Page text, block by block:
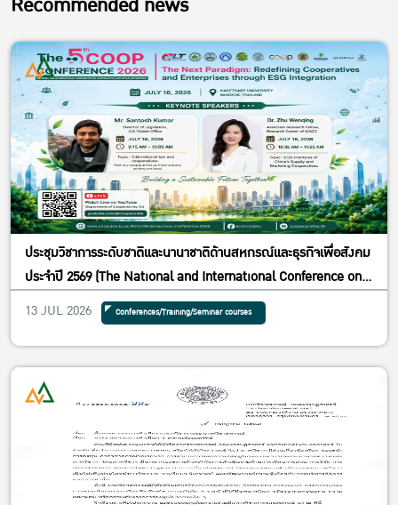
ประชุมวิชาการระดับชาติและนานาชาติด้านสหกรณ์และธุรกิจเพื่อสังคม
ประจำปี 2569 (The National and International Conference on
Cooperatives and Social Enterprises 2026) ภายใต้หัวข้อ “The
Next Paradigm: Redefining Cooperatives and Enterprises
through ESG Integration” ในวันพฤหัสบดีที่ 16 กรกฎาคม 2569 ณ
Convention Hall ชั้น 2 อาคารปฏิบัติการคณะเศรษฐศาสตร์ (อาคาร
5) มหาวิทยาลัยเกษตรศาสตร์
13 JUL 2026 Conferences/Training/Seminar courses